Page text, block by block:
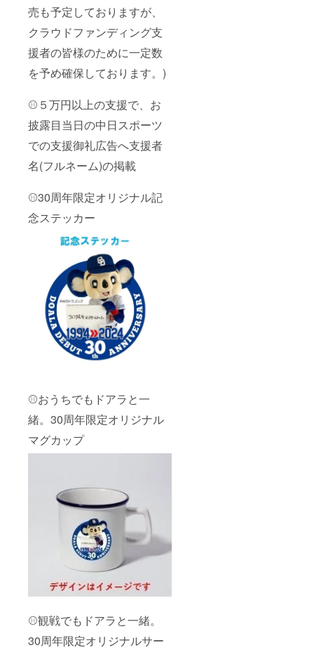
売も予定しておりますが、
クラウドファンディング支
援者の皆様のために一定数
を予め確保しております。)
⚾５万円以上の支援で、お
披露目当日の中日スポーツ
での支援御礼広告へ支援者
名(フルネーム)の掲載
⚾30周年限定オリジナル記
念ステッカー
⚾おうちでもドアラと一
緒。30周年限定オリジナル
マグカップ
⚾観戦でもドアラと一緒。
30周年限定オリジナルサー